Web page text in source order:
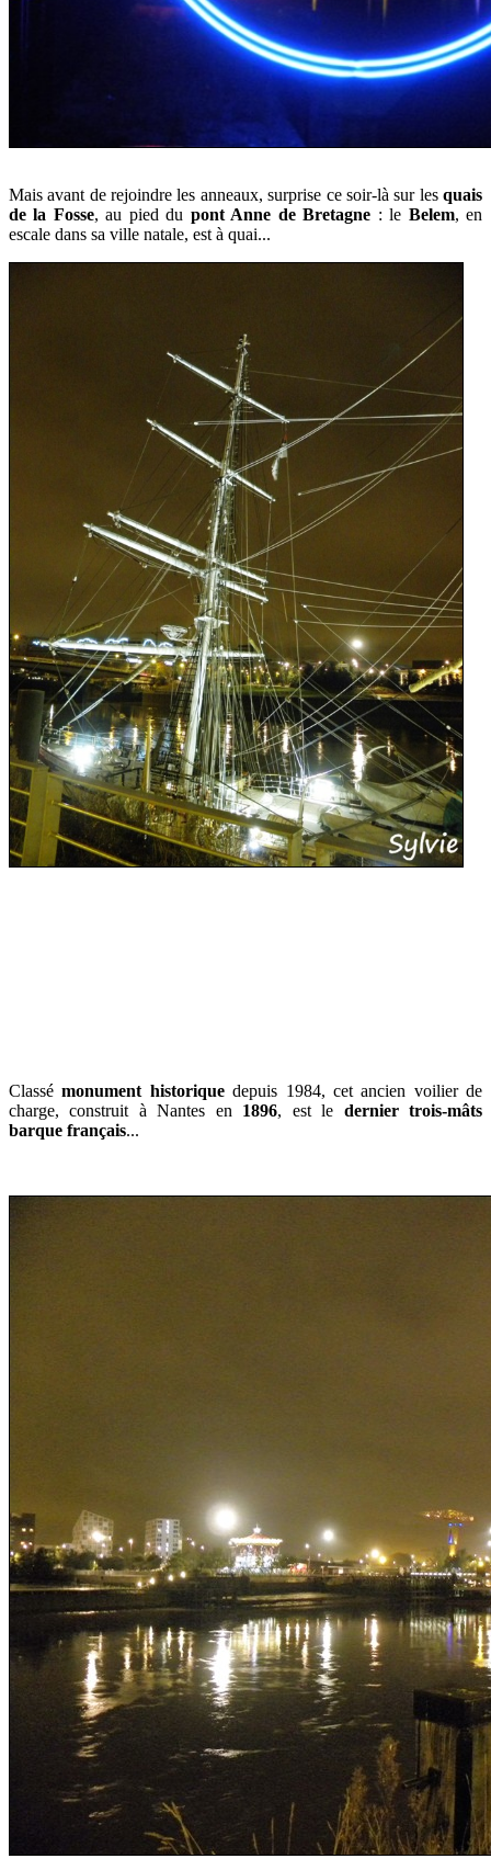
Mais avant de rejoindre les anneaux,surprise ce soir-là sur lesquais
de la Fosse, au pied du pont Anne de Bretagne : le Belem, en
escale dans sa ville natale, est à quai...
Classémonument historiquedepuis 1984, cet ancien voilier de
charge, construit à Nantes en 1896, est le dernier trois-mâts
barque français...